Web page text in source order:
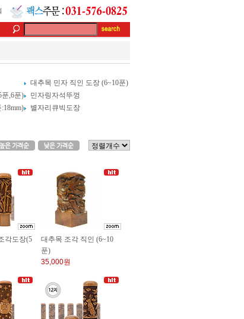
대추목 민자 직인 도장 (6~10푼)
,6푼)
민자링자석뚜껑
별자리큐빅도장
각도장(5
대추목 조각 직인 (6~10
푼)
35,000원